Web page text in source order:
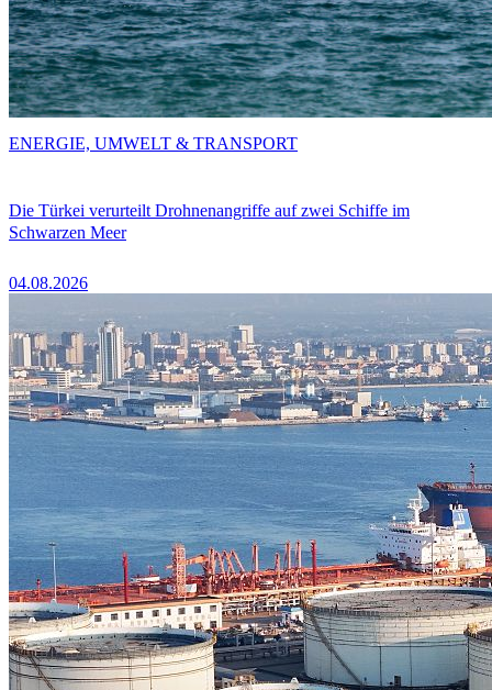
Die Türkei verurteilt Drohnenangriffe auf zwei Schiffe im
Schwarzen Meer
04.08.2026
ENERGIE, UMWELT & TRANSPORT